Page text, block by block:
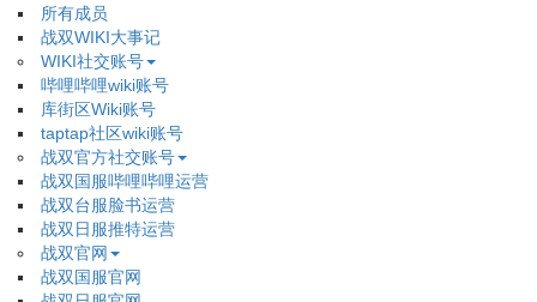
所有成员
战双WIKI大事记
WIKI社交账号
哔哩哔哩wiki账号
库街区Wiki账号
taptap社区wiki账号
战双官方社交账号
战双国服哔哩哔哩运营
战双台服脸书运营
战双日服推特运营
战双官网
战双国服官网